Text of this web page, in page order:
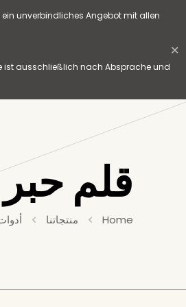
unverbindliches Angebot mit allen
ist ausschließlich nach Absprache und
✕
قلم
Home منتجاتنا